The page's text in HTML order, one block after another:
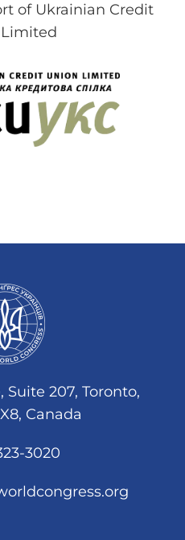
of Ukrainian Credit
Suite 207, Toronto,
Canada
3020